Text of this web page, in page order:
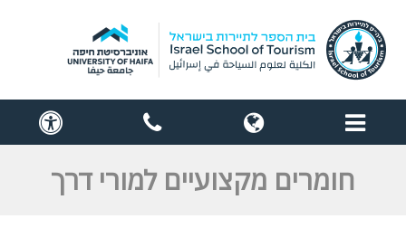
תפריט globe
contact
us
חומרים מקצועיים למורי דרך